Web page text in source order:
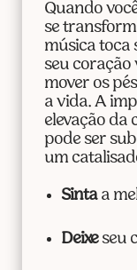
Quando
se
música toca
seu coração
mover os
a vida. A
elevação da
pode ser
um
Sintaa
Deixeseu